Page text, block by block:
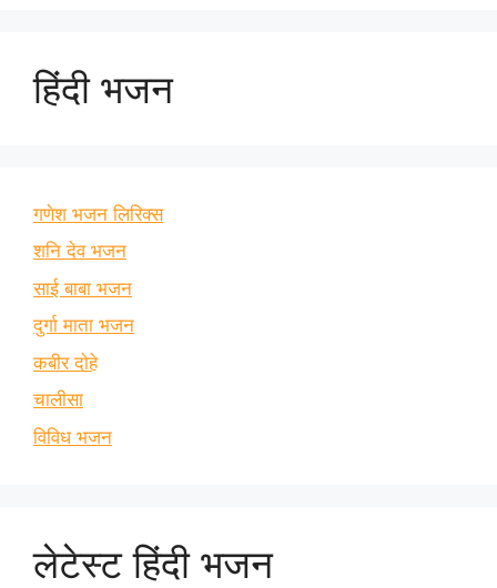
हिंदी भजन
गणेश भजन लिरिक्स
शनि देव भजन
साई बाबा भजन
दुर्गा माता भजन
कबीर दोहे
चालीसा
विविध भजन
लेटेस्ट हिंदी भजन